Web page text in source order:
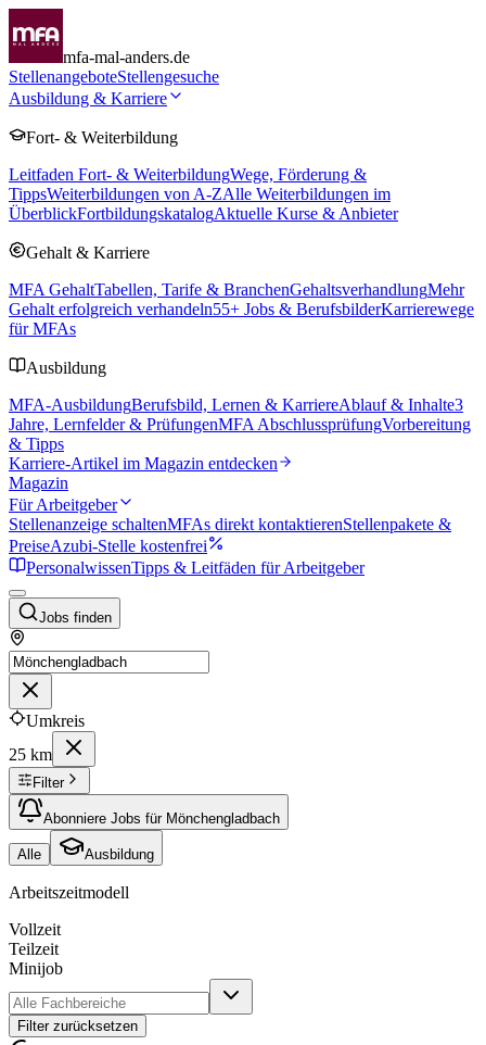
mfa-mal-anders.de
StellenangeboteStellengesuche
Ausbildung & Karriere
Fort- & Weiterbildung
Leitfaden Fort- & WeiterbildungWege, Förderung &
TippsWeiterbildungen von A-ZAlle Weiterbildungen im
ÜberblickFortbildungskatalogAktuelle Kurse & Anbieter
Gehalt & Karriere
MFA GehaltTabellen, Tarife & BranchenGehaltsverhandlungMehr
Gehalt erfolgreich verhandeln55+ Jobs & BerufsbilderKarrierewege
für MFAs
Ausbildung
MFA-AusbildungBerufsbild, Lernen & KarriereAblauf & Inhalte3
Jahre, Lernfelder & PrüfungenMFA AbschlussprüfungVorbereitung
& Tipps
Karriere-Artikel im Magazin entdecken
Magazin
Für Arbeitgeber
Stellenanzeige schaltenMFAs direkt kontaktierenStellenpakete &
PreiseAzubi-Stelle kostenfrei
PersonalwissenTipps & Leitfäden für Arbeitgeber
Jobs finden
Umkreis
25 km
Filter
Abonniere Jobs für Mönchengladbach
Alle Ausbildung
Arbeitszeitmodell
Vollzeit
Teilzeit
Minijob
Filter zurücksetzen